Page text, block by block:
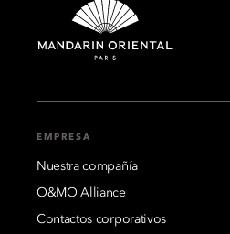
EMPRESA
Nuestra compañía
O&MO Alliance
Contactos corporativos